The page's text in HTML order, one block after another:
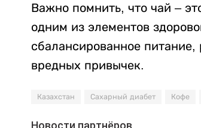
Важно помнить, что чай –
одним из элементов
сбалансированное
вредных привычек.
Казахстан Сахарный диабет Кофе